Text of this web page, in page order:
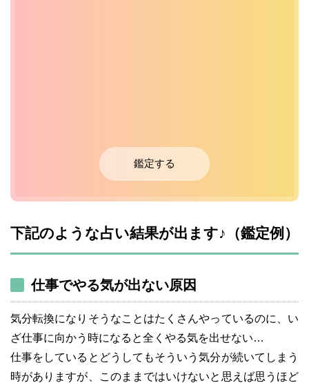
鑑定する
下記のような占い結果が出ます♪（鑑定例）
仕事でやる気が出ない原因
気分転換になりそうなことはたくさんやっているのに、い
ざ仕事に向かう時になると全くやる気を出せない…
仕事をしているとどうしてもそういう気分が続いてしまう
時がありますが、このままではいけないと思えば思うほど